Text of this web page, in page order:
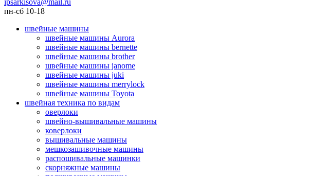
ipsarkisova@mail.ru
пн-сб 10-18
швейные машины
швейные машины Aurora
швейные машины bernette
швейные машины brother
швейные машины janome
швейные машины juki
швейные машины merrylock
швейные машины Toyota
швейная техника по видам
оверлоки
швейно-вышивальные машины
коверлоки
вышивальные машины
мешкозашивочные машины
распошивальные машинки
скорняжные машины